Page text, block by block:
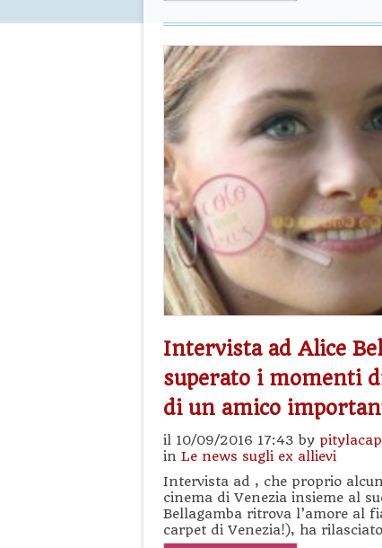
Intervista ad Alice
superato i momenti
di un amico
il 10/09/2016 17:43 by
in Le news sugli ex allievi
Intervista ad , che proprio
cinema di Venezia insieme al
Bellagamba ritrova l’amore al
carpet di Venezia!), ha